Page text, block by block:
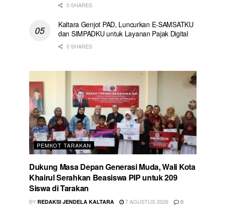
0 SHARES
Kaltara Genjot PAD, Luncurkan E-SAMSATKU
dan SIMPADKU untuk Layanan Pajak Digital
0 SHARES
PEMKOT TARAKAN
Dukung Masa Depan Generasi Muda, Wali Kota
Khairul Serahkan Beasiswa PIP untuk 209
Siswa di Tarakan
BY REDAKSI JENDELA KALTARA 7 AGUSTUS 2026 0